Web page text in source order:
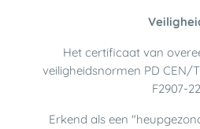
Het certificaat van
veiligheidsnormen PD CEN/
F2907-22
Erkend als een